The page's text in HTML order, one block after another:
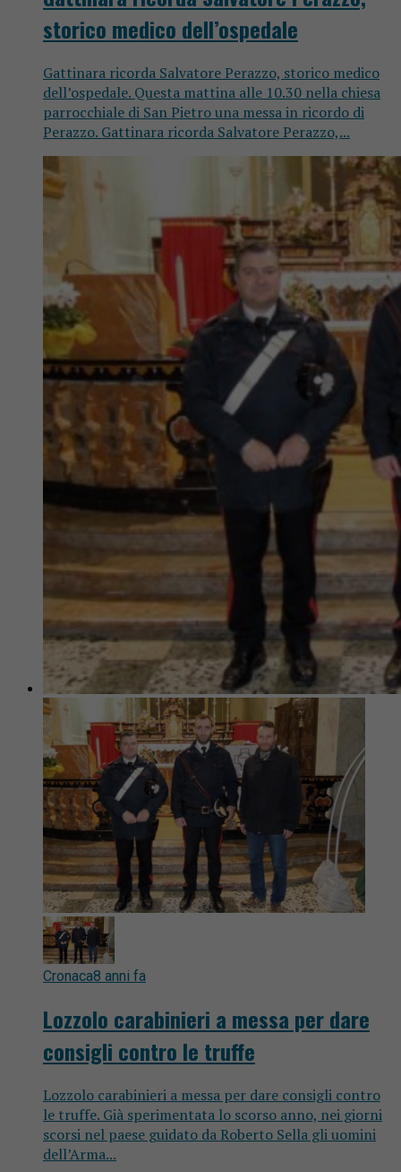
storico medico dell’ospedale
Gattinara ricorda Salvatore Perazzo, storico medico
dell’ospedale. Questa mattina alle 10.30 nella chiesa
parrocchiale di San Pietro una messa in ricordo di
Perazzo. Gattinara ricorda Salvatore Perazzo,...
Cronaca8 anni fa
Lozzolo carabinieri a messa per dare
consigli contro le truffe
Lozzolo carabinieri a messa per dare consigli contro
le truffe. Già sperimentata lo scorso anno, nei giorni
scorsi nel paese guidato da Roberto Sella gli uomini
dell’Arma...